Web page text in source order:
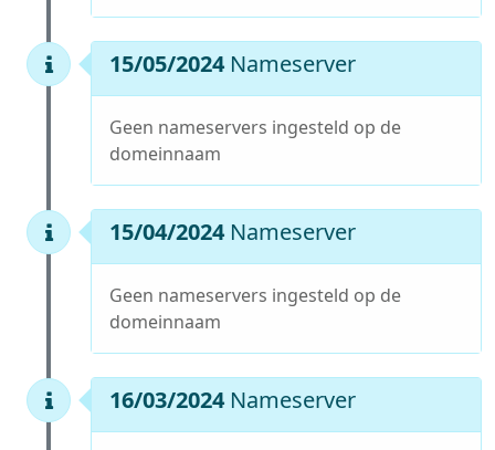
15/05/2024 Nameserver
Geen nameservers ingesteld op de
domeinnaam
15/04/2024 Nameserver
Geen nameservers ingesteld op de
domeinnaam
16/03/2024 Nameserver